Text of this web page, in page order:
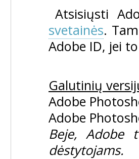
Atsisiųsti
svetainės.
Adobe ID, jei
Galutinių
Adobe
Adobe
Beje, Adobe
dėstytojams.